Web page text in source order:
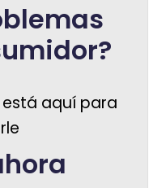
aquí para